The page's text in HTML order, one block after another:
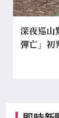
深夜巡山
彈亡」初